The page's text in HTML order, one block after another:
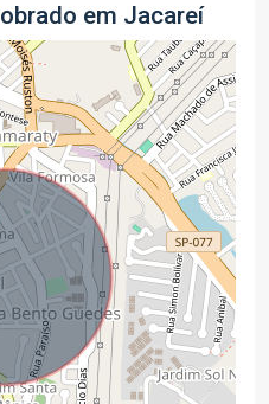
em Jacareí